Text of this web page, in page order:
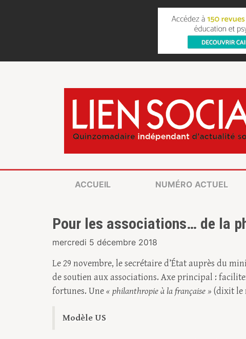
ACCUEIL NUMÉRO ACTUEL
Pour les associations… de la
mercredi 5 décembre 2018
Le 29 novembre, le secrétaire d’État auprès du
de soutien aux associations. Axe principal :
fortunes. Une« philanthropie à la française » (dixit le
Modèle US